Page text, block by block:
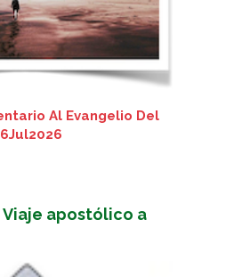
Al Evangelio Del
Viaje apostólico a